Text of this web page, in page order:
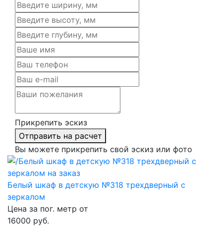
Прикрепить эскиз
Отправить на расчет
Вы можете прикрепить свой эскиз или фото
Белый шкаф в детскую №318 трехдверный с
зеркалом
Цена за пог. метр от
16000 руб.